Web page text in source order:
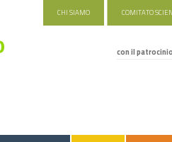
CHI SIAMO COMITATO
con il